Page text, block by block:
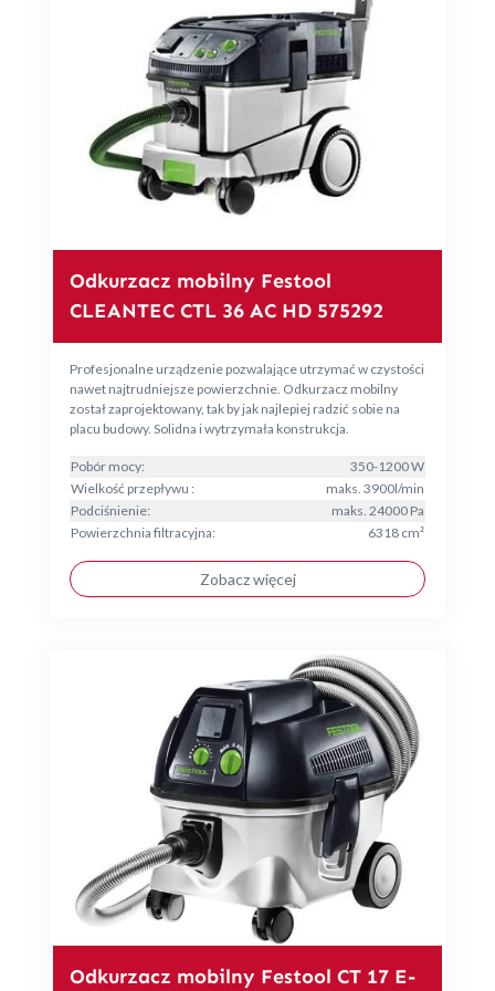
Odkurzacz mobilny Festool
CLEANTEC CTL 36 AC HD 575292
Profesjonalne urządzenie pozwalające utrzymać w czystości
nawet najtrudniejsze powierzchnie. Odkurzacz mobilny
został zaprojektowany, tak by jak najlepiej radzić sobie na
placu budowy. Solidna i wytrzymała konstrukcja.
Pobór mocy:
350-1200 W
Wielkość przepływu :
maks. 3900l/min
Podciśnienie:
maks. 24000 Pa
Powierzchnia filtracyjna:
6318 cm²
Zobacz więcej
Odkurzacz mobilny Festool CT 17 E-